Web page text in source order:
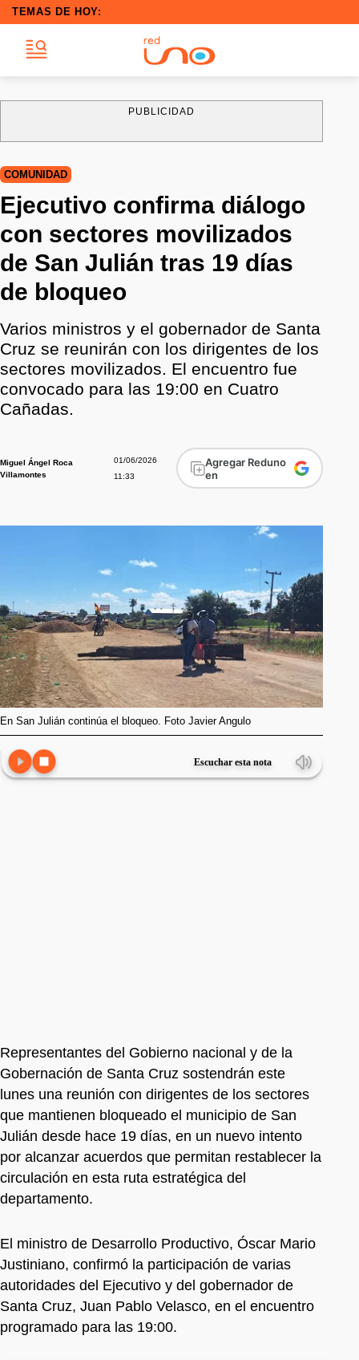
TEMAS DE HOY:
PUBLICIDAD
COMUNIDAD
Ejecutivo confirma diálogo
con sectores movilizados
de San Julián tras 19 días
de bloqueo
Varios ministros y el gobernador de Santa
Cruz se reunirán con los dirigentes de los
sectores movilizados. El encuentro fue
convocado para las 19:00 en Cuatro
Cañadas.
Miguel Ángel Roca
Villamontes
01/06/2026
11:33
Agregar Reduno
en
En San Julián continúa el bloqueo. Foto Javier Angulo
Escuchar esta nota
Representantes del Gobierno nacional y de la
Gobernación de Santa Cruz sostendrán este
lunes una reunión con dirigentes de los sectores
que mantienen bloqueado el municipio de San
Julián desde hace 19 días, en un nuevo intento
por alcanzar acuerdos que permitan restablecer la
circulación en esta ruta estratégica del
departamento.
El ministro de Desarrollo Productivo, Óscar Mario
Justiniano, confirmó la participación de varias
autoridades del Ejecutivo y del gobernador de
Santa Cruz, Juan Pablo Velasco, en el encuentro
programado para las 19:00.